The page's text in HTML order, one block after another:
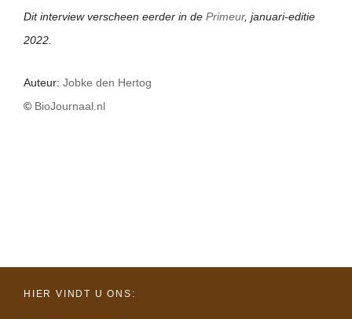
Dit interview verscheen eerder in de Primeur, januari-editie
2022.
Auteur: Jobke den Hertog
© BioJournaal.nl
HIER VINDT U ONS: